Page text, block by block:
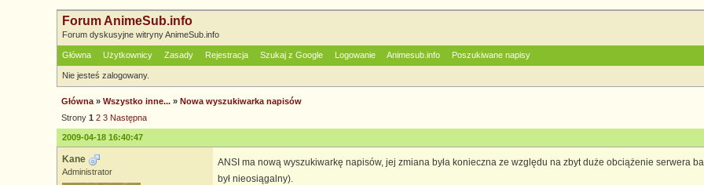
Forum AnimeSub.info
Forum dyskusyjne witryny AnimeSub.info
Główna Użytkownicy Zasady Rejestracja Szukaj z Google Logowanie Animesub.info Poszukiwane napisy
Nie jesteś zalogowany.
Główna » Wszystko inne... » Nowa wyszukiwarka napisów
Strony 1 2 3 Następna
2009-04-18 16:40:47
Kane
Administrator
ANSI ma nową wyszukiwarkę napisów, jej zmiana była konieczna ze względu na zbyt duże obciążenie serwera
był nieosiągalny).